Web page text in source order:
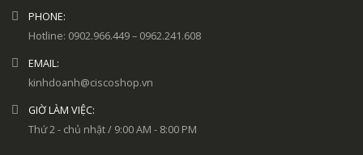
PHONE:
Hotline: 0902.966.449 – 0962.241.608
EMAIL:
kinhdoanh@ciscoshop.vn
GIỜ LÀM VIỆC:
Thứ 2 - chủ nhật / 9:00 AM - 8:00 PM